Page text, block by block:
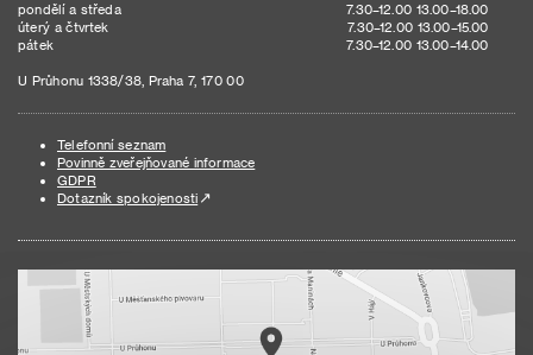
pondělí a středa
7.30–12.00 13.00–18.00
úterý a čtvrtek
7.30–12.00 13.00–15.00
pátek
7.30–12.00 13.00–14.00
U Průhonu 1338/38, Praha 7, 170 00
Telefonní seznam
Povinně zveřejňované informace
GDPR
Dotazník spokojenosti